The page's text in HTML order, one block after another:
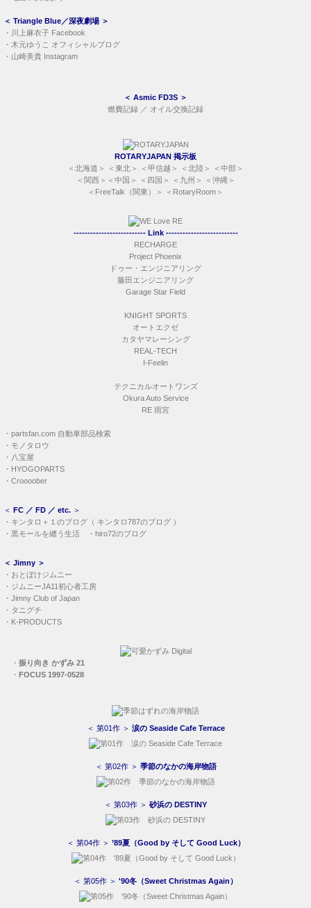
＜ Triangle Blue／深夜劇場 ＞
・
川上麻衣子 Facebook
・ 木元ゆうこ オフィシャルブログ
・ 山崎美貴 Instagram
＜ Asmic FD3S ＞
燃費記録 ／ オイル交換記録
ROTARYJAPAN 掲示板
＜ 北海道 ＞ ＜ 東北 ＞ ＜ 甲信越 ＞ ＜ 北陸 ＞ ＜ 中部 ＞
＜ 関西 ＞＜ 中国 ＞ ＜ 四国 ＞ ＜ 九州 ＞ ＜ 沖縄 ＞
＜ FreeTalk（関東） ＞ ＜ RotaryRoom ＞
-------------------------- Link --------------------------
RECHARGE
Project Phoenix
ドゥー・エンジニアリング
藤田エンジニアリング
Garage Star Field
KNIGHT SPORTS
オートエクゼ
カタヤマレーシング
REAL-TECH
I-Feelin
テクニカルオートワンズ
Okura Auto Service
RE 雨宮
・ partsfan.com 自動車部品検索
・ モノタロウ
・ 八宝屋
・ HYOGOPARTS
・ Croooober
＜ FC ／ FD ／ etc. ＞
・ キンタロ＋１のブログ （ キンタロ787のブログ ）
・ 黒モールを纏う生活 ・ hiro72のブログ
＜ Jimny ＞
・ おとぼけジムニー
・ ジムニーJA11初心者工房
・ Jimny Club of Japan
・ タニグチ
・ K-PRODUCTS
・ 振り向き かずみ 21
・ FOCUS 1997-0528
＜ 第01作 ＞ 涙の Seaside Cafe Terrace
＜ 第02作 ＞ 季節のなかの海岸物語
＜ 第03作 ＞ 砂浜の DESTINY
＜ 第04作 ＞ ’89夏（Good by そして Good Luck）
＜ 第05作 ＞ '90冬（Sweet Christmas Again）